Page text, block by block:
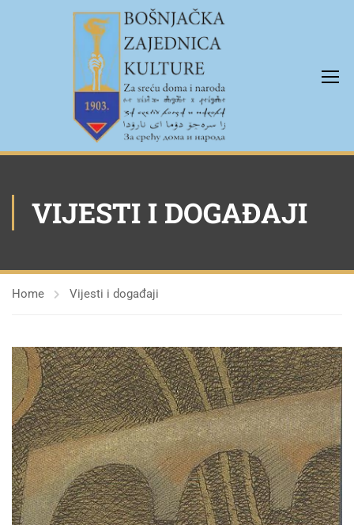
VIJESTI I DOGAĐAJI
Home Vijesti i događaji